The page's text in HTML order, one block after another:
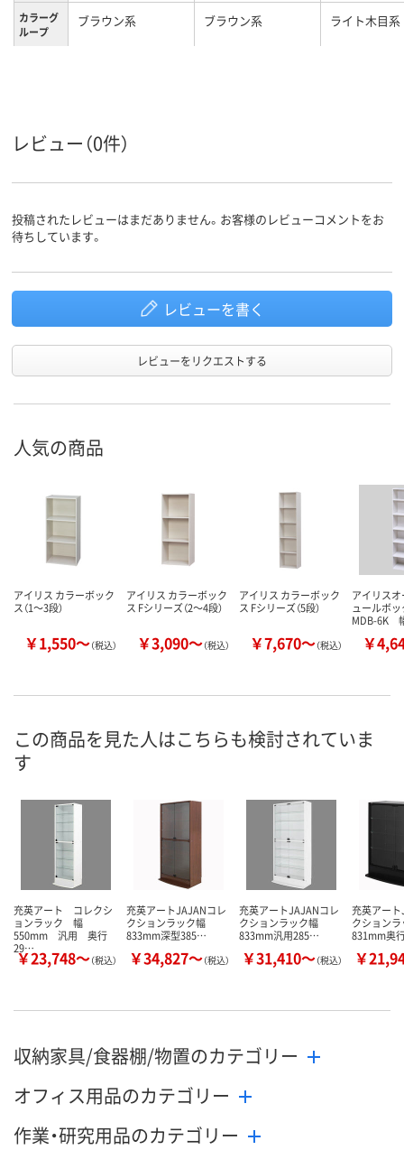
カラーグ
ループ
ブラウン系 ブラウン系 ライト木目系
レビュー（0件）
投稿されたレビューはまだありません。お客様のレビューコメントをお
待ちしています。
レビューを書く
レビューをリクエストする
人気の商品
アイリス カラーボック
ス（1～3段）
￥1,550～（税込）
アイリス カラーボック
ス Fシリーズ（2～4段）
￥3,090～（税込）
アイリス カラーボック
ス Fシリーズ（5段）
￥7,670～（税込）
アイリス
ュールボ
MDB-6K
￥
この商品を見た人はこちらも検討されていま
す
充英アート コレクシ
ョンラック 幅
550mm 汎用 奥行
29…
￥23,748～（税込）
充英アートJAJANコレ
クションラック幅
833mm深型385…
￥34,827～（税込）
充英アートJAJANコレ
クションラック幅
833mm汎用285…
￥31,410～（税込）
充英アー
クション
831mm奥
￥
収納家具/食器棚/物置のカテゴリー
オフィス用品のカテゴリー
作業・研究用品のカテゴリー